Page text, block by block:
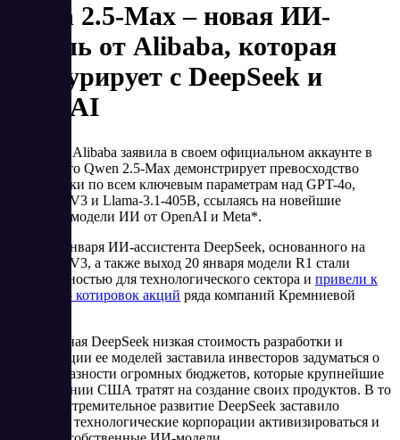
Qwen 2.5-Max – новая ИИ-
модель от Alibaba, которая
конкурирует с DeepSeek и
OpenAI
Компания Alibaba заявила в своем официальном аккаунте в
WeChat, что Qwen 2.5-Max демонстрирует превосходство
практически по всем ключевым параметрам над GPT-4o,
DeepSeek-V3 и Llama-3.1-405B, ссылаясь на новейшие
открытые модели ИИ от OpenAI и Meta*.
Релиз 10 января ИИ-ассистента DeepSeek, основанного на
DeepSeek-V3, а также выход 20 января модели R1 стали
неожиданностью для технологического сектора и привели к
снижению котировок акций ряда компаний Кремниевой
Объявленная DeepSeek низкая стоимость разработки и
эксплуатации ее моделей заставила инвесторов задуматься о
целесообразности огромных бюджетов, которые крупнейшие
ИИ-компании США тратят на создание своих продуктов. В то
же время стремительное развитие DeepSeek заставило
китайские технологические корпорации активизироваться и